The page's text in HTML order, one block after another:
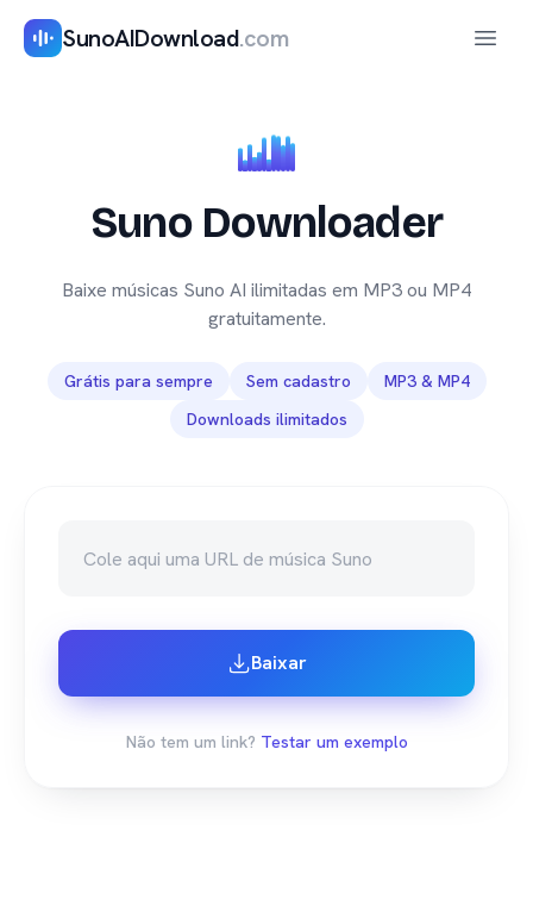
SunoAIDownload.com Abrir
Suno Downloader
Baixe músicas Suno AI ilimitadas em MP3 ou MP4
gratuitamente.
Grátis para sempre Sem cadastro
MP3 & MP4
Downloads ilimitados
Baixar
Não tem um link? Testar um exemplo